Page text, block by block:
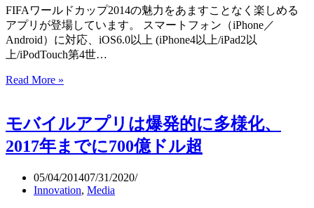
危
険
を
体
を
制
作
FIFAワールドカップ2014の魅力をあますことなく楽しめる
アプリが登場しています。 スマートフォン（iPhone／
Android）に対応、iOS6.0以上 (iPhone4以上/iPad2以
上/iPodTouch第4世…
Read More »
公
式
動
配
信
モバイルアプリは爆発的に多様化、
2017年までに700億ドル超
05/04/201407/31/2020
Innovation, Media